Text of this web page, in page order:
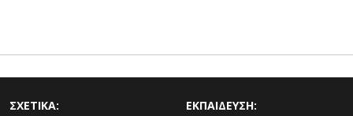
ΣΧΕΤΙΚΑ: ΕΚΠΑΙΔΕΥΣΗ: